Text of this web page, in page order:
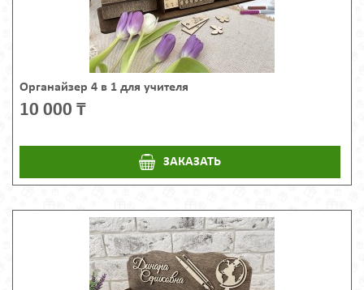
Органайзер 4 в 1 для учителя
10 000 ₸
ЗАКАЗАТЬ